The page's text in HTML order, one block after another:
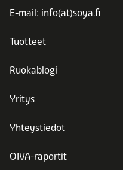
E-mail: info(at)soya.fi
Tuotteet
Ruokablogi
Yritys
Yhteystiedot
OIVA-raportit